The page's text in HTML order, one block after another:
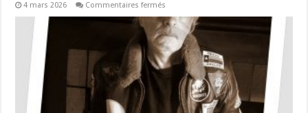
4 mars 2026 Commentaires fermés
y
a
10
ans
« Renaud
toujours
debout
pour
Yvan
Colonna